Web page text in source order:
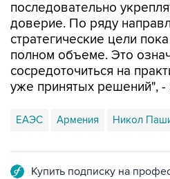
последовательно
доверие. По ряду
стратегические цели
полном объеме. Это
сосредоточиться на
уже принятых решений",
ЕАЭС Армения Никол
Купить подписку на